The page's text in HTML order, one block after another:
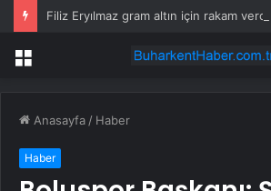
Menü
Anasayfa / Haber
Haber